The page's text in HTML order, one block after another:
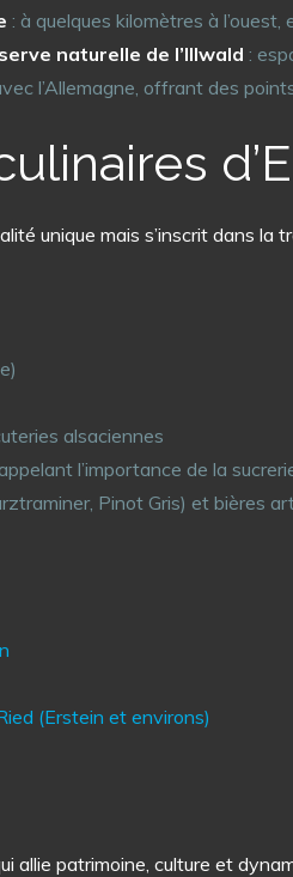
: à quelques kilomètres à
naturelle de l’Illwald :
l’Allemagne, offrant des
unique mais s’inscrit dans
alsaciennes
l’importance de la
Pinot Gris) et bières
(Erstein et environs)
allie patrimoine, culture et